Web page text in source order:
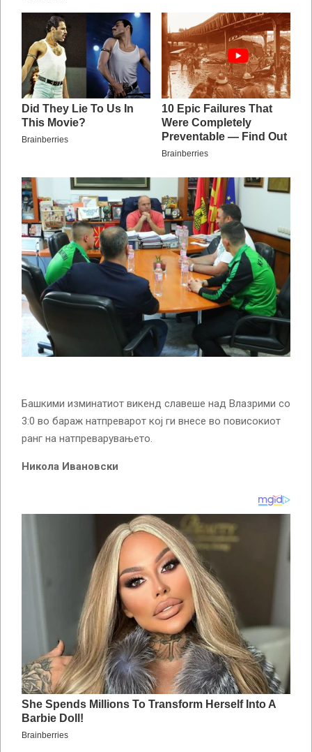
Башкими изминатиот викенд славеше над Влазрими со
3:0 во бараж натпреварот кој ги внесе во повисокиот
ранг на натпреварувањето.
Никола Ивановски